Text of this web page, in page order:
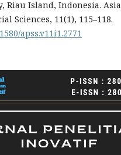
Riau Island, Indonesia. Asia
Sciences, 11(1), 115–118.
apss.v11i1.2771